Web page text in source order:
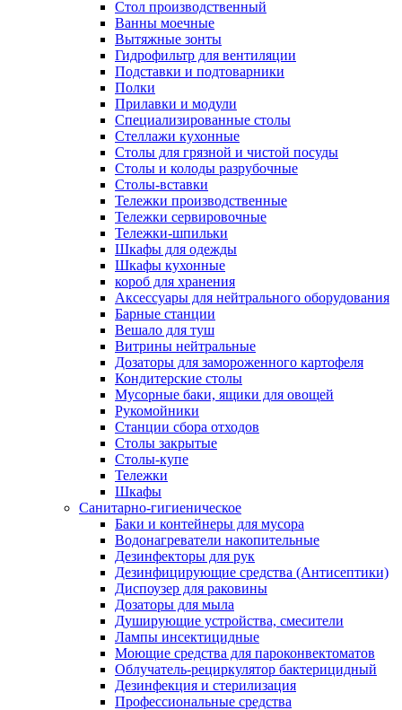
Cтол производственный
Ванны моечные
Вытяжные зонты
Гидрофильтр для вентиляции
Подставки и подтоварники
Полки
Прилавки и модули
Специализированные столы
Стеллажи кухонные
Столы для грязной и чистой посуды
Столы и колоды разрубочные
Столы-вставки
Тележки производственные
Тележки сервировочные
Тележки-шпильки
Шкафы для одежды
Шкафы кухонные
короб для хранения
Аксессуары для нейтрального оборудования
Барные станции
Вешало для туш
Витрины нейтральные
Дозаторы для замороженного картофеля
Кондитерские столы
Мусорные баки, ящики для овощей
Рукомойники
Станции сбора отходов
Столы закрытые
Столы-купе
Тележки
Шкафы
Санитарно-гигиеническое
Баки и контейнеры для мусора
Водонагреватели накопительные
Дезинфекторы для рук
Дезинфицирующие средства (Антисептики)
Диспоузер для раковины
Дозаторы для мыла
Душирующие устройства, смесители
Лампы инсектицидные
Моющие средства для пароконвектоматов
Облучатель-рециркулятор бактерицидный
Дезинфекция и стерилизация
Профессиональные средства